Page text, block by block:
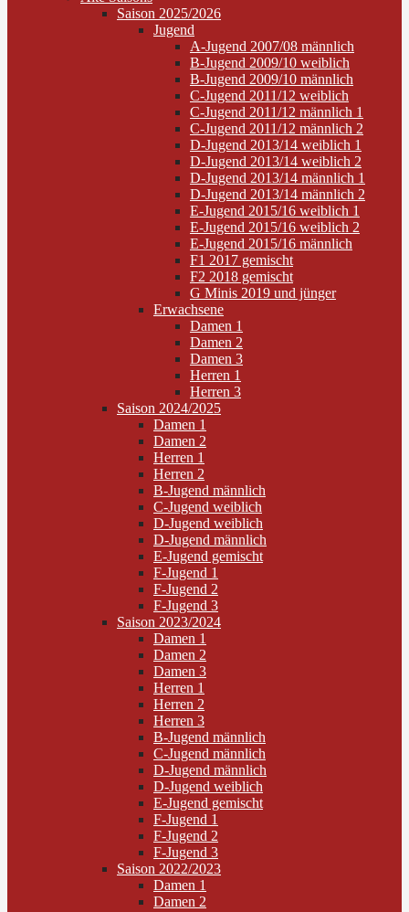
Saison 2025/2026
Jugend
A-Jugend 2007/08 männlich
B-Jugend 2009/10 weiblich
B-Jugend 2009/10 männlich
C-Jugend 2011/12 weiblich
C-Jugend 2011/12 männlich 1
C-Jugend 2011/12 männlich 2
D-Jugend 2013/14 weiblich 1
D-Jugend 2013/14 weiblich 2
D-Jugend 2013/14 männlich 1
D-Jugend 2013/14 männlich 2
E-Jugend 2015/16 weiblich 1
E-Jugend 2015/16 weiblich 2
E-Jugend 2015/16 männlich
F1 2017 gemischt
F2 2018 gemischt
G Minis 2019 und jünger
Erwachsene
Damen 1
Damen 2
Damen 3
Herren 1
Herren 3
Saison 2024/2025
Damen 1
Damen 2
Herren 1
Herren 2
B-Jugend männlich
C-Jugend weiblich
D-Jugend weiblich
D-Jugend männlich
E-Jugend gemischt
F-Jugend 1
F-Jugend 2
F-Jugend 3
Saison 2023/2024
Damen 1
Damen 2
Damen 3
Herren 1
Herren 2
Herren 3
B-Jugend männlich
C-Jugend männlich
D-Jugend männlich
D-Jugend weiblich
E-Jugend gemischt
F-Jugend 1
F-Jugend 2
F-Jugend 3
Saison 2022/2023
Damen 1
Damen 2